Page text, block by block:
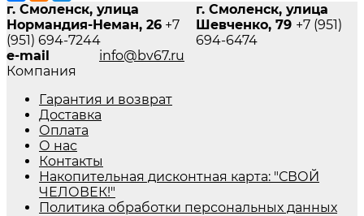
г. Смоленск, улица
Нормандия-Неман, 26 +7
(951) 694-7244
г. Смоленск, улица
Шевченко, 79 +7 (951)
694-6474
e-mail
info@bv67.ru
Компания
Гарантия и возврат
Доставка
Оплата
О нас
Контакты
Накопительная дисконтная карта: "СВОЙ
ЧЕЛОВЕК!"
Политика обработки персональных данных